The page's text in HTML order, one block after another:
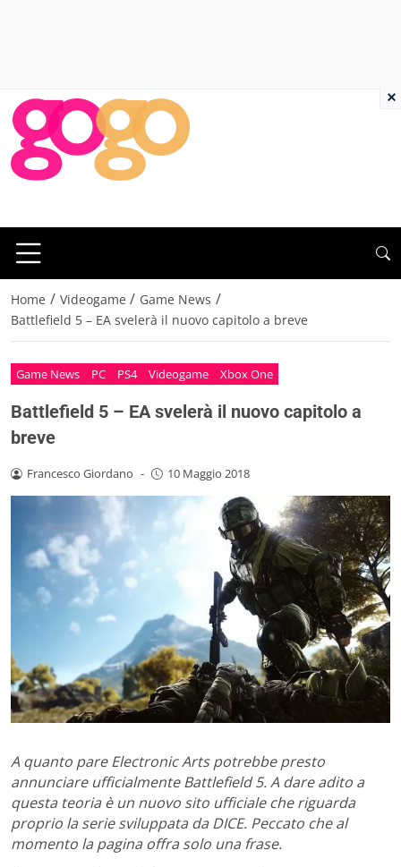
Home / Videogame / Game News /
Battlefield 5 – EA svelerà il nuovo capitolo a breve
Game News PC PS4 Videogame Xbox One
Battlefield 5 – EA svelerà il nuovo capitolo a
breve
Francesco Giordano - 10 Maggio 2018
A quanto pare Electronic Arts potrebbe presto
annunciare ufficialmente Battlefield 5. A dare adito a
questa teoria è un nuovo sito ufficiale che riguarda
proprio la serie sviluppata da DICE. Peccato che al
momento la pagina offra solo una frase.
×